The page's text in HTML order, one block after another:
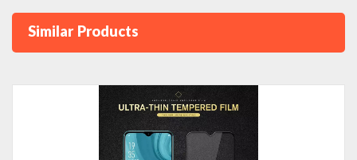
Similar Products